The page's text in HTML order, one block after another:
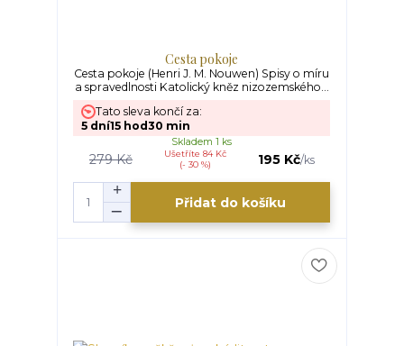
Cesta pokoje
Cesta pokoje (Henri J. M. Nouwen) Spisy o míru
a spravedlnosti Katolický kněz nizozemského...
279 Kč
Ušetříte 84 Kč
(- 30 %)
195 Kč/ks
Skladem 1 ks
Tato sleva končí za:
5 dní15 hod30 min
Přidat do košíku